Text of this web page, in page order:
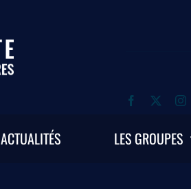
ACTUALITÉS LES GROUPES